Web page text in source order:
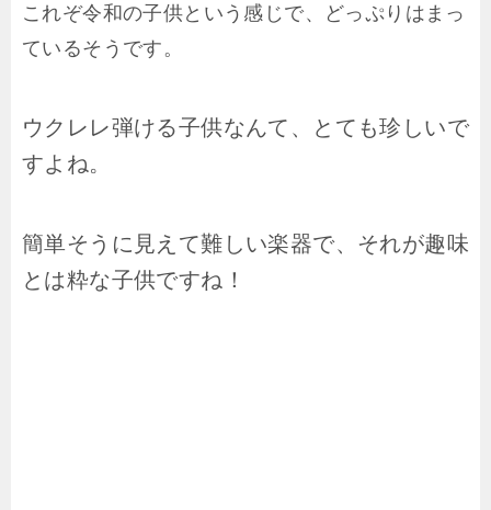
これぞ令和の子供という感じで、どっぷりはまっ
ているそうです。
ウクレレ弾ける子供なんて、とても珍しいで
すよね。
簡単そうに見えて難しい楽器で、それが趣味
とは粋な子供ですね！